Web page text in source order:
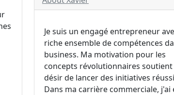
Je suis un engagé entrepreneur
riche ensemble de compétences
business. Ma motivation pour les
concepts révolutionnaires
désir de lancer des initiatives
Dans ma carrière commerciale, j'ai